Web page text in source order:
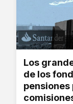
Los
de los
pensiones